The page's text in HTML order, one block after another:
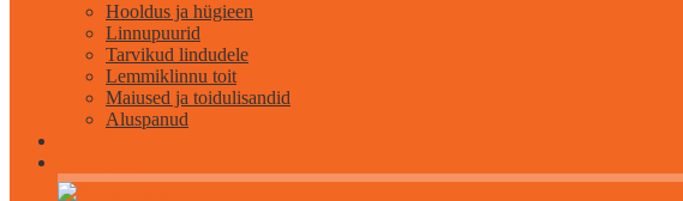
Hooldus ja hügieen
Linnupuurid
Tarvikud lindudele
Lemmiklinnu toit
Maiused ja toidulisandid
Aluspanud